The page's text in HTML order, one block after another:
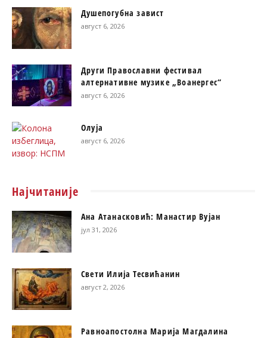
Душепогубна завист
август 6, 2026
Други Православни фестивал
алтернативне музике „Воанергес“
август 6, 2026
Олуја
август 6, 2026
Најчитаније
Ана Атанасковић: Манастир Вујан
јул 31, 2026
Свети Илија Тесвићанин
август 2, 2026
Равноапостолна Марија Магдалина